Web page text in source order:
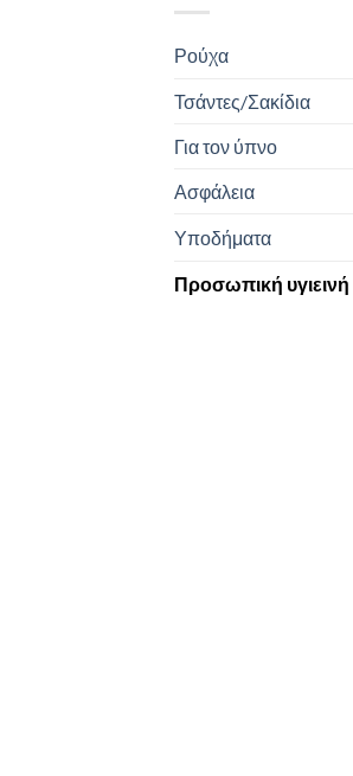
Ρούχα
Τσάντες/Σακίδια
Για τον ύπνο
Ασφάλεια
Υποδήματα
Προσωπική υγιεινή